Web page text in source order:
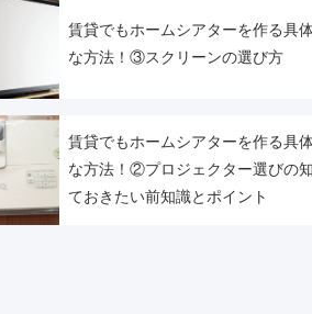
賃貸でもホームシアターを作る具
な方法！③スクリーンの選び方
賃貸でもホームシアターを作る具
な方法！②プロジェクター選びの
ておきたい前知識とポイント